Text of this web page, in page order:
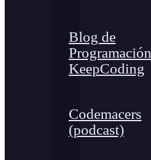
Blog de
Programación
KeepCoding
Codemacers
(podcast)